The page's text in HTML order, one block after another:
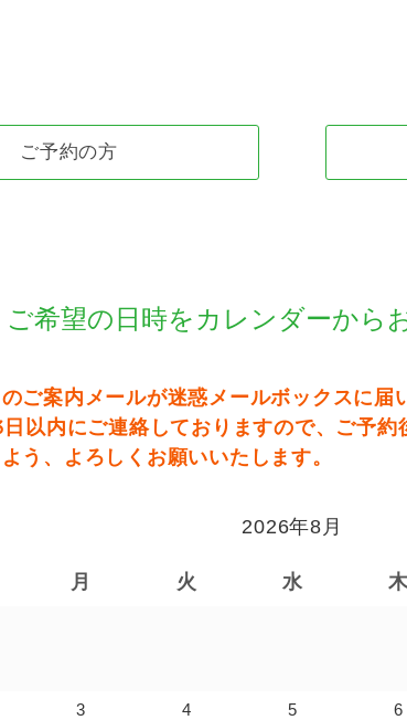
ご予約の方
ご希望の日時をカレンダーから
ご案内メールが迷惑メールボックスに届
以内にご連絡しておりますので、ご予
う、よろしくお願いいたします。
2026年8月
月 火 水
3 4 5 6